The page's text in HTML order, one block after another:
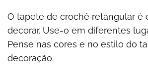
O tapete de crochê retangular é
decorar. Use-o em diferentes
Pense nas cores e no estilo do
decoração.